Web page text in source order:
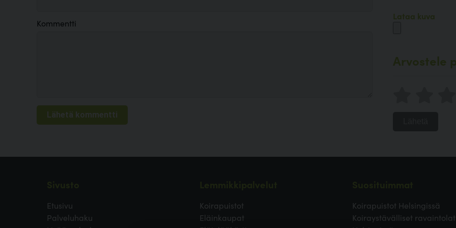
Kommentti
Lataa kuva
Arvostele
Etusivu
Palveluhaku
Koirapuistot
Eläinkaupat
Koirapuistot Helsingissä
Koiraystävälliset ravaintolat